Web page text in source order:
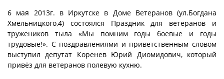
6 мая 2013г. в Иркутске в Доме Ветеранов (ул.Богдана
Хмельницкого,4) состоялся Праздник для ветеранов и
тружеников тыла «Мы помним годы боевые и годы
трудовые!». С поздравлениями и приветственным словом
выступил депутат Коренев Юрий Диомидович, который
привёз для ветеранов полевую кухню.